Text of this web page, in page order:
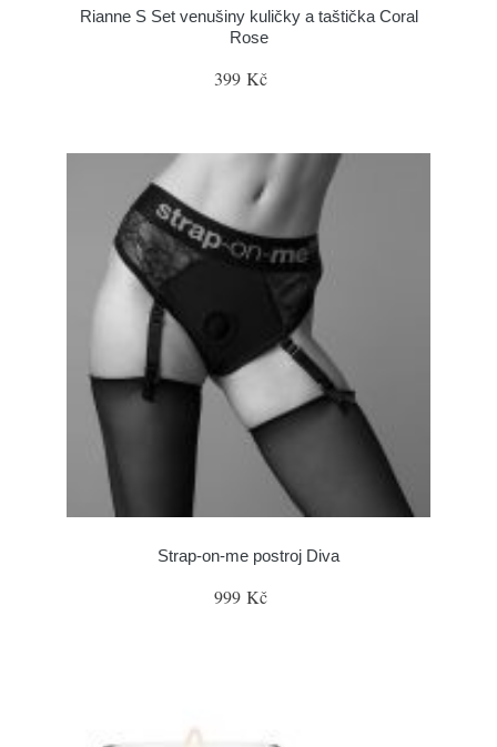
Rianne S Set venušiny kuličky a taštička Coral
Rose
399 Kč
Strap-on-me postroj Diva
999 Kč